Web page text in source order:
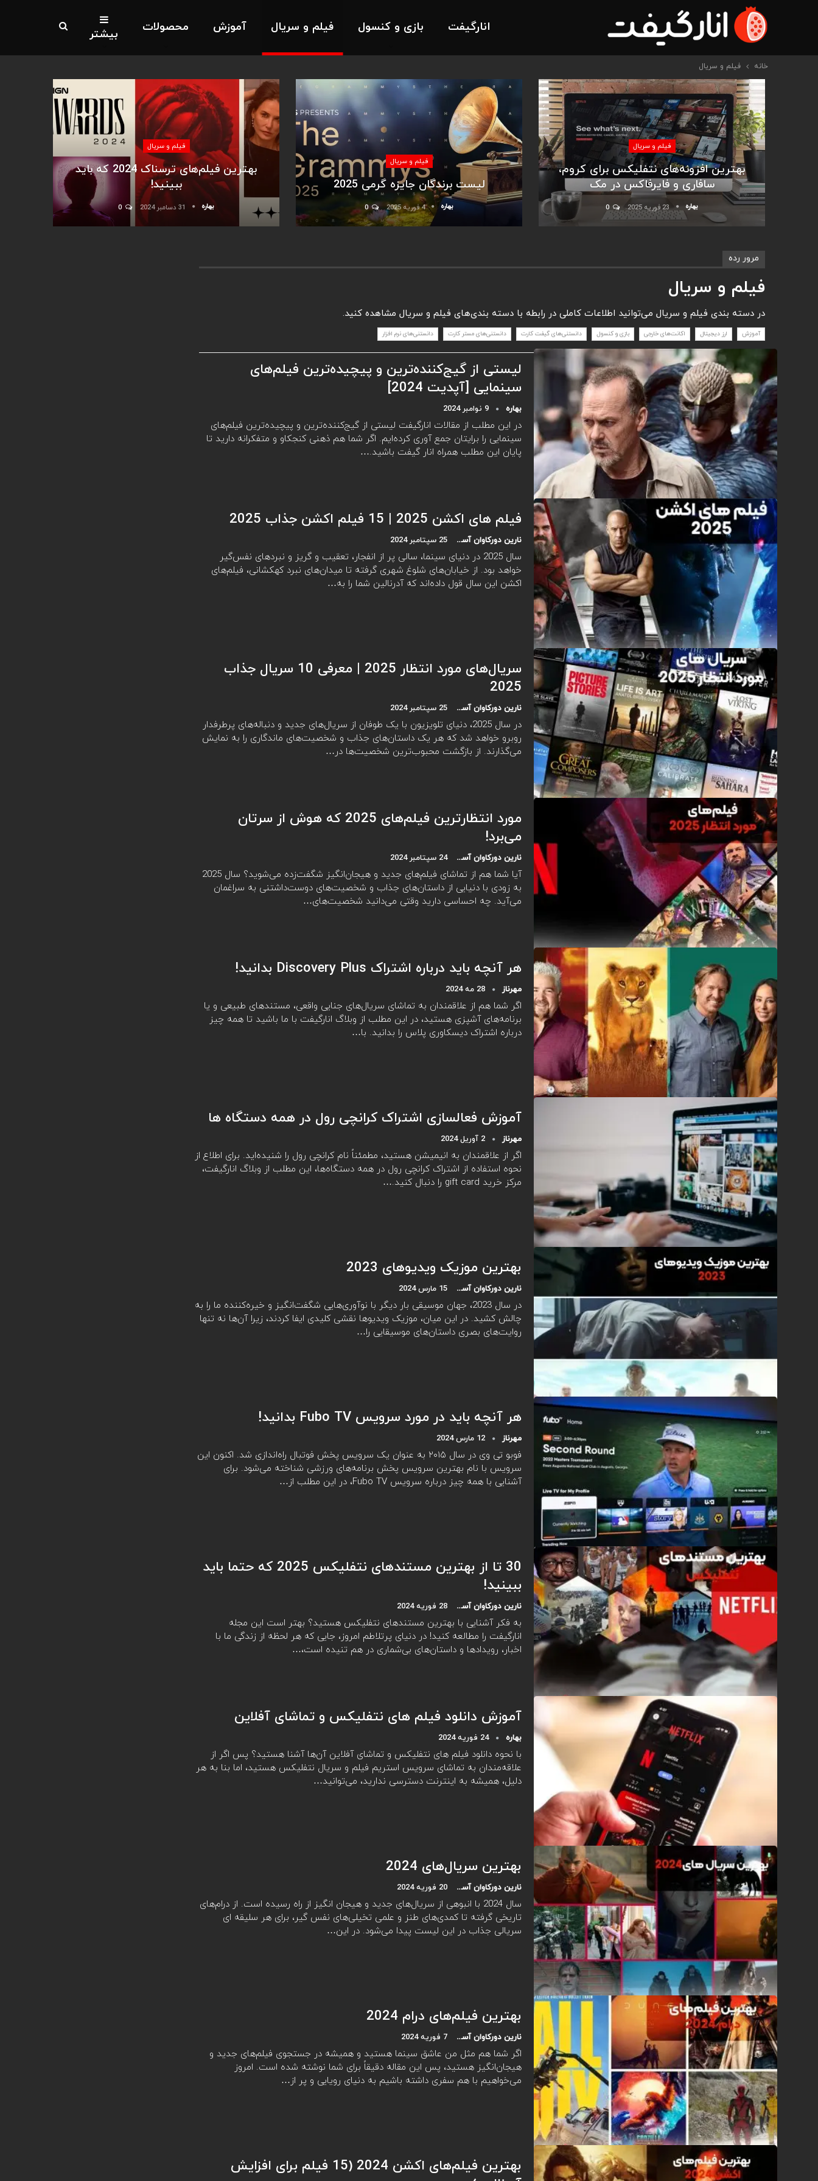
انارگیفت بازی و کنسول فیلم و سریال آموزش محصولات بیشتر
خانه فیلم و سریال
فیلم و سریال
بهترین افزونه‌های نتفلیکس برای کروم،
سافاری و فایرفاکس در مک
بهاره 23 فوریه 2025
فیلم و سریال
لیست برندگان جایزه گرمی 2025
بهاره 4 فوریه 2025 0
فیلم و سریال
بهترین فیلم‌های ترسناک 2024 که باید
ببینید!
بهاره 31 دسامبر 2024
مرور رده
فیلم و سریال
در دسته بندی فیلم و سریال می‌توانید اطلاعات کاملی در رابطه با دسته بندی‌های فیلم و سریال مشاهده کنید.
آموزش ارز دیجیتال اکانت‌های خارجی بازی و کنسول دانستنی‌های گیفت کارت دانستنی‌های مستر کارت دانستنی‌های نرم افزار
لیستی از گیج‌‌کننده‌ترین و پیچیده‌ترین فیلم‌های
سینمایی [آپدیت 2024]
بهاره 9 نوامبر 2024
در این مطلب از مقالات انارگیفت لیستی از گیج‌‌کننده‌ترین و پیچیده‌ترین فیلم‌های
سینمایی را برایتان جمع آوری کرده‌ایم. اگر شما هم ذهنی کنجکاو و متفکرانه دارید تا
پایان این مطلب همراه انار گیفت باشید.…
فیلم های اکشن 2025 | 15 فیلم اکشن جذاب 2025
نارین دورکاوان آسیا 25 سپتامبر 2024
سال 2025 در دنیای سینما، سالی پر از انفجار، تعقیب و گریز و نبردهای نفس‌گیر
خواهد بود. از خیابان‌های شلوغ شهری گرفته تا میدان‌های نبرد کهکشانی، فیلم‌های
اکشن این سال قول داده‌اند که آدرنالین شما را به…
سریال‌های مورد انتظار 2025 | معرفی 10 سریال جذاب
2025
نارین دورکاوان آسیا 25 سپتامبر 2024
در سال 2025، دنیای تلویزیون با یک طوفان از سریال‌های جدید و دنباله‌های پرطرفدار
روبرو خواهد شد که هر یک داستان‌های جذاب و شخصیت‌های ماندگاری را به نمایش
می‌گذارند. از بازگشت محبوب‌ترین شخصیت‌ها در…
مورد انتظارترین فیلم‌های 2025 که هوش از سرتان
می‌برد!
نارین دورکاوان آسیا 24 سپتامبر 2024
آیا شما هم از تماشای فیلم‌های جدید و هیجان‌انگیز شگفت‌زده می‌شوید؟ سال 2025
به زودی با دنیایی از داستان‌های جذاب و شخصیت‌های دوست‌داشتنی به سراغمان
می‌آید. چه احساسی دارید وقتی می‌دانید شخصیت‌های…
هر آنچه باید درباره اشتراک Discovery Plus بدانید!
مهرناز 28 مه 2024
اگر شما هم از علاقمندان به تماشای سریال‌های جنایی واقعی، مستندهای طبیعی و یا
برنامه‌های آشپزی هستید، در این مطلب از وبلاگ انارگیفت با ما باشید تا همه چیز
درباره اشتراک دیسکاوری پلاس را بدانید. با…
آموزش فعالسازی اشتراک کرانچی رول در همه دستگاه ها
مهرناز 2 آوریل 2024
اگر از علاقمندان به انیمیشن هستید، مطمئناً نام کرانچی رول را شنیده‌اید. برای اطلاع از
نحوه استفاده از اشتراک کرانچی رول در همه دستگاه‌ها، این مطلب از وبلاگ انارگیفت،
مرکز خرید gift card را دنبال کنید.…
بهترین موزیک ویدیوهای 2023
نارین دورکاوان آسیا 15 مارس 2024
در سال 2023، جهان موسیقی بار دیگر با نوآوری‌هایی شگفت‌انگیز و خیره‌کننده ما را به
چالش کشید. در این میان، موزیک ویدیوها نقشی کلیدی ایفا کردند، زیرا آن‌ها نه تنها
روایت‌های بصری داستان‌های موسیقایی را…
هر آنچه باید در مورد سرویس Fubo TV بدانید!
مهرناز 12 مارس 2024
فوبو تی وی در سال ۲۰۱۵ به عنوان یک سرویس پخش فوتبال راه‌اندازی شد. اکنون این
سرویس با نام بهترین سرویس پخش برنامه‌های ورزشی شناخته می‌شود. برای
آشنایی با همه چیز درباره سرویس Fubo TV، در این مطلب از…
30 تا از بهترین مستند‌های نتفلیکس 2025 که حتما باید
ببینید!
نارین دورکاوان آسیا 28 فوریه 2024
به فکر آشنایی با بهترین مستندهای نتفلیکس هستید؟ بهتر است این مجله
انارگیفت را مطالعه کنید! در دنیای پرتلاطم امروز، جایی که هر لحظه از زندگی ما با
اخبار، رویدادها و داستان‌های بی‌شماری در هم تنیده است،…
آموزش دانلود فیلم های نتفلیکس و تماشای آفلاین
بهاره 24 فوریه 2024
با نحوه دانلود فیلم های نتفلیکس و تماشای آفلاین آن‌ها آشنا هستید؟ پس اگر از
علاقه‌مندان به تماشای سرویس استریم فیلم و سریال نتفلیکس هستید، اما بنا به هر
دلیل، همیشه به اینترنت دسترسی ندارید، می‌توانید…
بهترین سریال‌های 2024
نارین دورکاوان آسیا 20 فوریه 2024
سال 2024 با انبوهی از سریال‌های جدید و هیجان انگیز از راه رسیده است. از درام‌های
تاریخی گرفته تا کمدی‌های طنز و علمی تخیلی‌های نفس گیر، برای هر سلیقه ای
سریالی جذاب در این لیست پیدا می‌شود. در این…
بهترین فیلم‌های درام 2024
نارین دورکاوان آسیا 7 فوریه 2024
اگر شما هم مثل من عاشق سینما هستید و همیشه در جستجوی فیلم‌های جدید و
هیجان‌انگیز هستید، پس این مقاله دقیقاً برای شما نوشته شده است. امروز
می‌خواهیم با هم سفری داشته باشیم به دنیای رویایی و پر از…
بهترین فیلم‌های اکشن 2024 (15 فیلم برای افزایش